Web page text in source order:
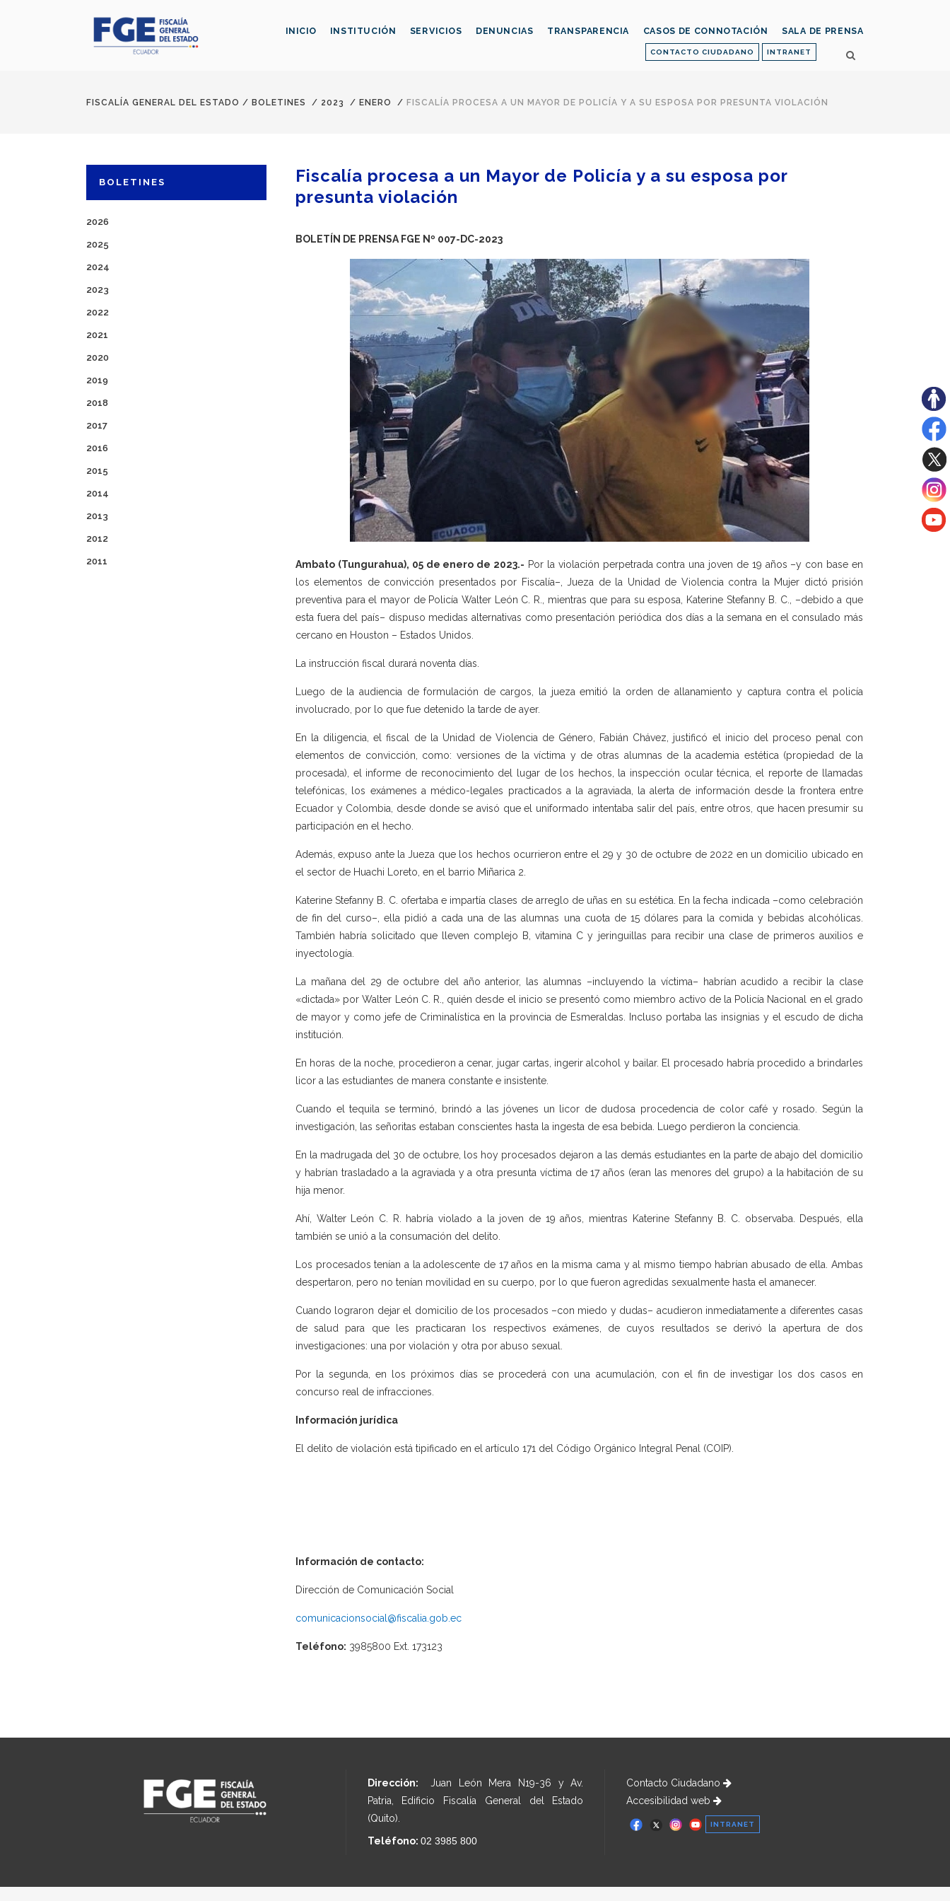
CONTACTO CIUDADANO INTRANET
INICIO INSTITUCIÓN SERVICIOS DENUNCIAS TRANSPARENCIA CASOS DE CONNOTACIÓN SALA DE PRENSA
FISCALÍA GENERAL DEL ESTADO / BOLETINES / 2023 / ENERO / FISCALÍA PROCESA A UN MAYOR DE POLICÍA Y A SU ESPOSA POR PRESUNTA VIOLACIÓN
BOLETINES
2026
2025
2024
2023
2022
2021
2020
2019
2018
2017
2016
2015
2014
2013
2012
2011
Fiscalía procesa a un Mayor de Policía y a su esposa por
presunta violación
BOLETÍN DE PRENSA FGE Nº 007-DC-2023
Ambato (Tungurahua), 05 de enero de 2023.- Por la violación perpetrada contra una joven de 19 años –y con base en
los elementos de convicción presentados por Fiscalía–, Jueza de la Unidad de Violencia contra la Mujer dictó prisión
preventiva para el mayor de Policía Walter León C. R., mientras que para su esposa, Katerine Stefanny B. C., –debido a que
esta fuera del país– dispuso medidas alternativas como presentación periódica dos días a la semana en el consulado más
cercano en Houston – Estados Unidos.
La instrucción fiscal durará noventa días.
Luego de la audiencia de formulación de cargos, la jueza emitió la orden de allanamiento y captura contra el policía
involucrado, por lo que fue detenido la tarde de ayer.
En la diligencia, el fiscal de la Unidad de Violencia de Género, Fabián Chávez, justificó el inicio del proceso penal con
elementos de convicción, como: versiones de la víctima y de otras alumnas de la academia estética (propiedad de la
procesada), el informe de reconocimiento del lugar de los hechos, la inspección ocular técnica, el reporte de llamadas
telefónicas, los exámenes a médico-legales practicados a la agraviada, la alerta de información desde la frontera entre
Ecuador y Colombia, desde donde se avisó que el uniformado intentaba salir del país, entre otros, que hacen presumir su
participación en el hecho.
Además, expuso ante la Jueza que los hechos ocurrieron entre el 29 y 30 de octubre de 2022 en un domicilio ubicado en
el sector de Huachi Loreto, en el barrio Miñarica 2.
Katerine Stefanny B. C. ofertaba e impartía clases de arreglo de uñas en su estética. En la fecha indicada –como celebración
de fin del curso–, ella pidió a cada una de las alumnas una cuota de 15 dólares para la comida y bebidas alcohólicas.
También habría solicitado que lleven complejo B, vitamina C y jeringuillas para recibir una clase de primeros auxilios e
inyectología.
La mañana del 29 de octubre del año anterior, las alumnas –incluyendo la víctima– habrían acudido a recibir la clase
«dictada» por Walter León C. R., quién desde el inicio se presentó como miembro activo de la Policía Nacional en el grado
de mayor y como jefe de Criminalística en la provincia de Esmeraldas. Incluso portaba las insignias y el escudo de dicha
institución.
En horas de la noche, procedieron a cenar, jugar cartas, ingerir alcohol y bailar. El procesado habría procedido a brindarles
licor a las estudiantes de manera constante e insistente.
Cuando el tequila se terminó, brindó a las jóvenes un licor de dudosa procedencia de color café y rosado. Según la
investigación, las señoritas estaban conscientes hasta la ingesta de esa bebida. Luego perdieron la conciencia.
En la madrugada del 30 de octubre, los hoy procesados dejaron a las demás estudiantes en la parte de abajo del domicilio
y habrían trasladado a la agraviada y a otra presunta víctima de 17 años (eran las menores del grupo) a la habitación de su
hija menor.
Ahí, Walter León C. R. habría violado a la joven de 19 años, mientras Katerine Stefanny B. C. observaba. Después, ella
también se unió a la consumación del delito.
Los procesados tenían a la adolescente de 17 años en la misma cama y al mismo tiempo habrían abusado de ella. Ambas
despertaron, pero no tenían movilidad en su cuerpo, por lo que fueron agredidas sexualmente hasta el amanecer.
Cuando lograron dejar el domicilio de los procesados –con miedo y dudas– acudieron inmediatamente a diferentes casas
de salud para que les practicaran los respectivos exámenes, de cuyos resultados se derivó la apertura de dos
investigaciones: una por violación y otra por abuso sexual.
Por la segunda, en los próximos días se procederá con una acumulación, con el fin de investigar los dos casos en
concurso real de infracciones.
Información jurídica
El delito de violación está tipificado en el artículo 171 del Código Orgánico Integral Penal (COIP).
Información de contacto:
Dirección de Comunicación Social
comunicacionsocial@fiscalia.gob.ec
Teléfono: 3985800 Ext. 173123
Dirección: Juan León Mera N19-36 y Av.
Patria, Edificio Fiscalía General del Estado
(Quito).
Teléfono: 02 3985 800
Contacto Ciudadano
Accesibilidad web
INTRANET